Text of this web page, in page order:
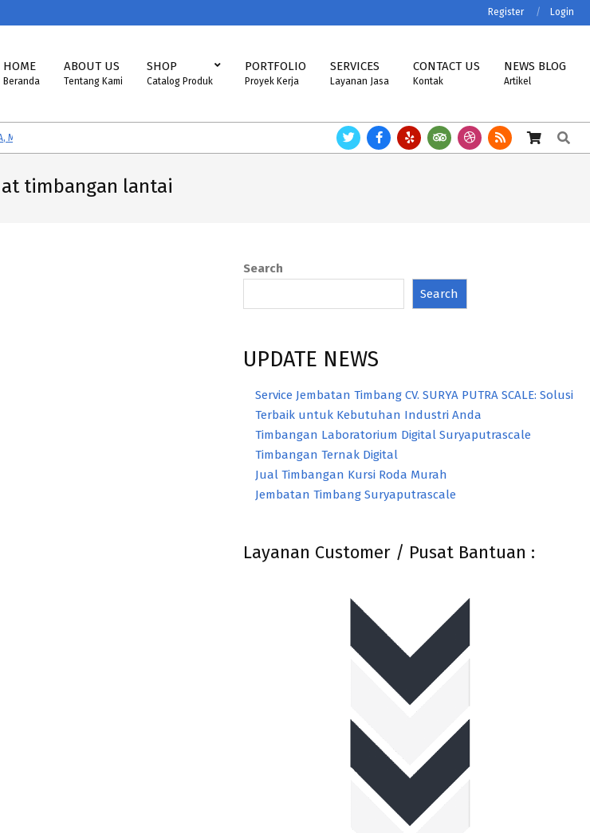
Register Login
HOME
Beranda
ABOUT US
Tentang Kami
SHOP
Catalog Produk
PORTFOLIO
Proyek Kerja
SERVICES
Layanan Jasa
CONTACT US
Kontak
NEWS BLOG
Artikel
Timbangan ASTTECH, NAGATA, HENHERR, USCELL, METTLER TOLEDO. Timbangan ZEMIC, SAYAKI,
Search
timbangan lantai
Search
Search
UPDATE NEWS
Service Jembatan Timbang CV. SURYA PUTRA SCALE: Solusi
Terbaik untuk Kebutuhan Industri Anda
Timbangan Laboratorium Digital Suryaputrascale
Timbangan Ternak Digital
Jual Timbangan Kursi Roda Murah
Jembatan Timbang Suryaputrascale
Layanan Customer / Pusat Bantuan :